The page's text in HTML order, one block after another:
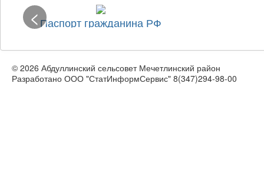
Паспорт гражданина РФ
<
© 2026 Абдуллинский сельсовет Мечетлинский район
Разработано ООО "СтатИнформСервис" 8(347)294-98-00